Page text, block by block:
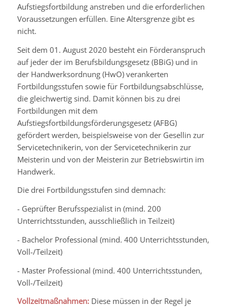
Aufstiegsfortbildung anstreben und die erforderlichen
Voraussetzungen erfüllen. Eine Altersgrenze gibt es
nicht.
Seit dem 01. August 2020 besteht ein Förderanspruch
auf jeder der im Berufsbildungsgesetz (BBiG) und in
der Handwerksordnung (HwO) verankerten
Fortbildungsstufen sowie für Fortbildungsabschlüsse,
die gleichwertig sind. Damit können bis zu drei
Fortbildungen mit dem
Aufstiegsfortbildungsförderungsgesetz (AFBG)
gefördert werden, beispielsweise von der Gesellin zur
Servicetechnikerin, von der Servicetechnikerin zur
Meisterin und von der Meisterin zur Betriebswirtin im
Handwerk.
Die drei Fortbildungsstufen sind demnach:
- Geprüfter Berufsspezialist in (mind. 200
Unterrichtsstunden, ausschließlich in Teilzeit)
- Bachelor Professional (mind. 400 Unterrichtsstunden,
Voll-/Teilzeit)
- Master Professional (mind. 400 Unterrichtsstunden,
Voll-/Teilzeit)
Vollzeitmaßnahmen:Diese müssen in der Regel je